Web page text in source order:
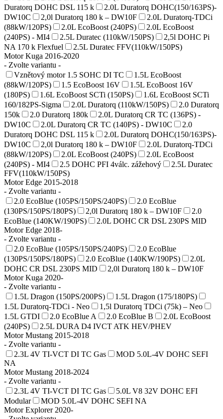
Duratorq DOHC DSL 115 k
2.0L Duratorq DOHC(150/163PS)-
DW10C
2,0l Duratorq 180 k – DW10F
2.0L Duratorq-TDCi
(88kW/120PS)
2.0L EcoBoost (240PS)
2.0L EcoBoost
(240PS) - MI4
2.5L Duratec (110kW/150PS)
2,5l DOHC Pi
NA 170 k Flexfuel
2.5L Duratec FFV(110kW/150PS)
Motor Kuga 2016-2020
- Zvolte variantu -
Vznětový motor 1.5 SOHC DI TC
1.5L EcoBoost
(88kW/120PS)
1.5 EcoBoost 16V
1.5L EcoBoost 16V
(180PS)
1.6L EcoBoost SCTi (150PS)
1.6L EcoBoost SCTi
160/182PS-Sigma
2.0L Duratorq (110kW/150PS)
2.0 Duratorq
150k
2.0 Duratorq 180k
2.0L Duratorq CR TC (136PS) -
DW10C
2.0L Duratorq CR TC (140PS) - DW10C
2.0
Duratorq DOHC DSL 115 k
2.0L Duratorq DOHC(150/163PS)-
DW10C
2,0l Duratorq 180 k – DW10F
2.0L Duratorq-TDCi
(88kW/120PS)
2.0L EcoBoost (240PS)
2.0L EcoBoost
(240PS) - MI4
2.5 DOHC PFI 4válc. zážehový
2.5L Duratec
FFV(110kW/150PS)
Motor Edge 2015-2018
- Zvolte variantu -
2.0 EcoBlue (105PS/150PS/240PS)
2.0 EcoBlue
(130PS/150PS/180PS)
2,0l Duratorq 180 k – DW10F
2.0
EcoBlue (140KW/190PS)
2.0L DOHC CR DSL 230PS MID
Motor Edge 2018-
- Zvolte variantu -
2.0 EcoBlue (105PS/150PS/240PS)
2.0 EcoBlue
(130PS/150PS/180PS)
2.0 EcoBlue (140KW/190PS)
2.0L
DOHC CR DSL 230PS MID
2,0l Duratorq 180 k – DW10F
Motor Kuga 2020-
- Zvolte variantu -
1.5L Dragon (150PS/200PS)
1.5L Dragon (175/180PS)
1.5L Duratorq-TDCi - Neo
1,5l Duratorq TDCi (75k) – Neo
1.5L GTDI
2.0 EcoBlue A 2.0 EcoBlue B
2.0L EcoBoost
(240PS)
2.5L DURA D4 IVCT ATK HEV/PHEV
Motor Mustang 2015-2018
- Zvolte variantu -
2.3L 4V TI-VCT DI TC Gas
MOD 5.0L-4V DOHC SEFI
NA
Motor Mustang 2018-2024
- Zvolte variantu -
2.3L 4V TI-VCT DI TC Gas
5.0L V8 32V DOHC EFI
Modular
MOD 5.0L-4V DOHC SEFI NA
Motor Explorer 2020-